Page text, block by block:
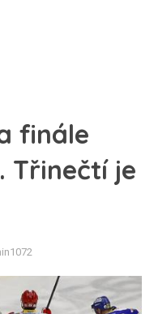
finále
Třinečtí je